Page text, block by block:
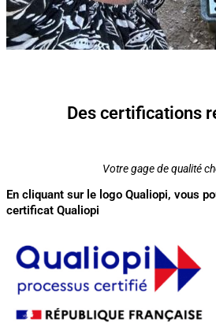
Des certifications
Votre gage de qualité
En cliquant sur le logo Qualiopi, vous
certificat Qualiopi